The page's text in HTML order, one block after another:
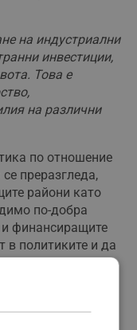
на индустриални
инвестиции,
Това е
на различни
по отношение
преразгледа,
райони като
по-добра
финансиращите
в политиките и да
без